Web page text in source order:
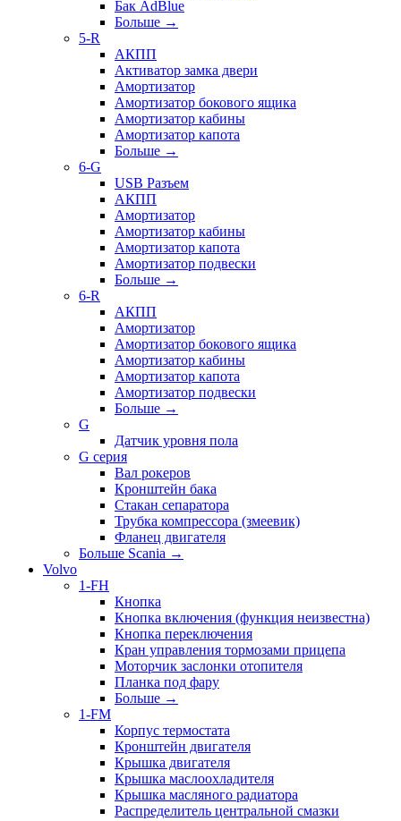
Бак AdBlue
Больше →
5-R
АКПП
Активатор замка двери
Амортизатор
Амортизатор бокового ящика
Амортизатор кабины
Амортизатор капота
Больше →
6-G
USB Разъем
АКПП
Амортизатор
Амортизатор кабины
Амортизатор капота
Амортизатор подвески
Больше →
6-R
АКПП
Амортизатор
Амортизатор бокового ящика
Амортизатор кабины
Амортизатор капота
Амортизатор подвески
Больше →
G
Датчик уровня пола
G серия
Вал рокеров
Кронштейн бака
Стакан сепаратора
Трубка компрессора (змеевик)
Фланец двигателя
Больше Scania →
Volvo
1-FH
Кнопка
Кнопка включения (функция неизвестна)
Кнопка переключения
Кран управления тормозами прицепа
Моторчик заслонки отопителя
Планка под фару
Больше →
1-FM
Корпус термостата
Кронштейн двигателя
Крышка двигателя
Крышка маслоохладителя
Крышка масляного радиатора
Распределитель центральной смазки